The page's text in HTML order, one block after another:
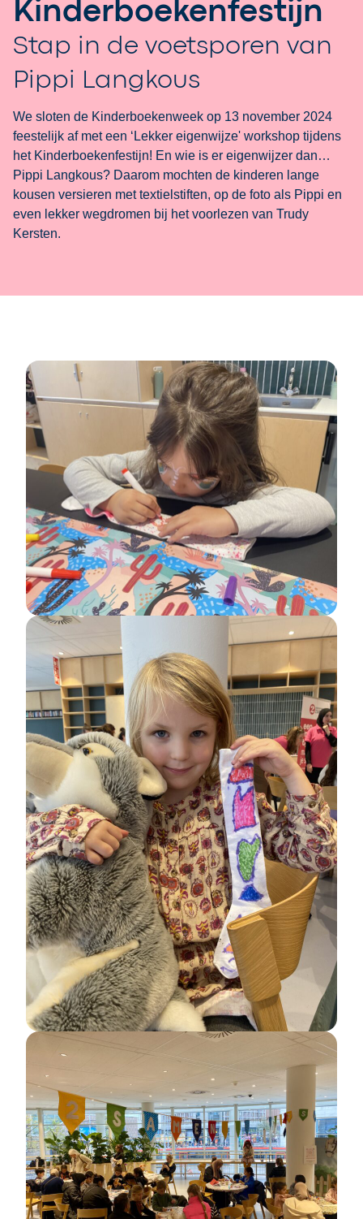
Kinderboekenfestijn
Stap in de voetsporen van
Pippi Langkous
We sloten de Kinderboekenweek op 13 november 2024
feestelijk af met een ‘Lekker eigenwijze' workshop tijdens
het Kinderboekenfestijn! En wie is er eigenwijzer dan…
Pippi Langkous? Daarom mochten de kinderen lange
kousen versieren met textielstiften, op de foto als Pippi en
even lekker wegdromen bij het voorlezen van Trudy
Kersten.